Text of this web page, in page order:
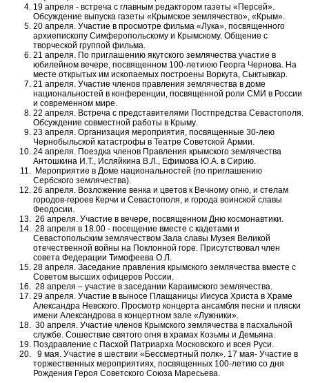
19 апреля - встреча с главным редактором газеты «Персей».
Обсуждение выпуска газеты «Крымское землячество», «Крым».
20 апреля. Участие в просмотре фильма «Лука», посвященного
архиепископу Симферопольскому и Крымскому. Общение с
творческой группой фильма.
21 апреля. По приглашению якутского землячества участие в
юбилейном вечере, посвященном 100-летиюю Георга Чернова. На
месте открытых им ископаемых построены Воркута, Сыктывкар.
21 апреля. Участие членов правления землячества в доме
национальностей в конференции, посвященной роли СМИ в России
и современном мире.
22 апреля. Встреча с представителями Постпредства Севастополя.
Обсуждение совместной работы в Крыму.
23 апреля. Организация мероприятия, посвященные 30-лею
Чернобыльской катастрофы в Театре Советской Армии.
24 апреля. Поездка членов Правления крымского землячества
Антошкина И.Т., Исляйкина В.Л., Ефимова Ю.А. в Сирию.
Мероприятие в Доме национальностей (по приглашению
Сербского землячества).
26 апреля. Возложение венка и цветов к Вечному огню, и стелам
городов-героев Керчи и Севастополя, и города воинской славы
Феодосии.
26 апреля. Участие в вечере, посвященном Дню космонавтики.
28 апреля в 18.00 - посещение вместе с кадетами и
Севастопольским землячеством Зала славы Музея Великой
отечественной войны на Поклонной горе. Присутствовал член
совета Федерации Тимофеева О.Л.
28 апреля. Заседание правления крымского землячества вместе с
Советом высших офицеров России.
28 апреля – участие в заседании Караимского землячества.
29 апреля. Участие в выносе Плащаницы Иисуса Христа в Храме
Александра Невского. Просмотр концерта ансамбля песни и пляски
имени Александрова в концертном зале «Лужники».
30 апреля. Участие членов Крымского землячества в пасхальной
службе. Сошествие святого огня в храмах Козьмы и Демьяна.
Поздравление с Пасхой Патриарха Московского и всея Руси.
9 мая. Участие в шествии «Бессмертный полк». 17 мая- Участие в
торжественных мероприятиях, посвященных 100-летию со дня
Рождения Героя Советского Союза Маресьева.